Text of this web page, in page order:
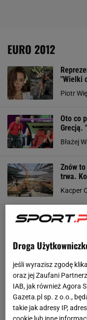
EURO 2012
"Wielki
Piotr
Oto co
Grecją.
Błażej
Znów
trwa.
Kacper
Droga
jeśli wyrazisz zgodę
oraz jej Zaufani
IAB, jak również Agora
Gazeta.pl sp. z o.o.,
takie jak adresy IP,
cookie lub inne